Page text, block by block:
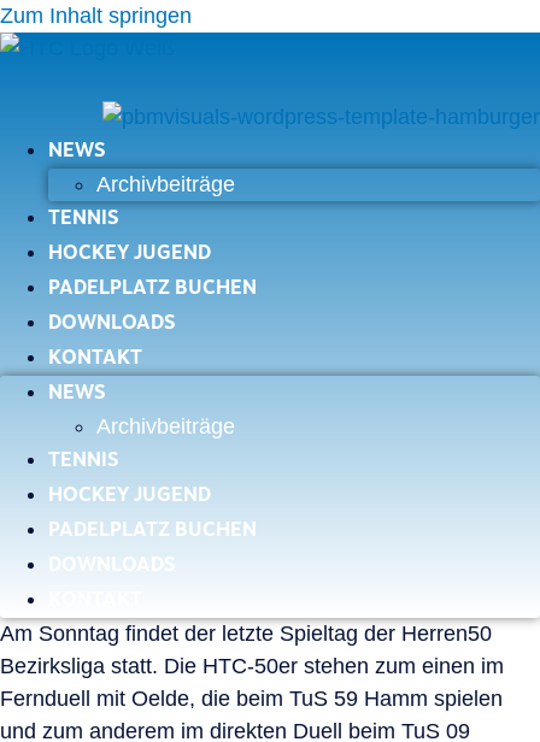
Zum Inhalt springen
NEWS
Archivbeiträge
TENNIS
HOCKEY JUGEND
PADELPLATZ BUCHEN
DOWNLOADS
KONTAKT
NEWS
Archivbeiträge
TENNIS
HOCKEY JUGEND
PADELPLATZ BUCHEN
DOWNLOADS
Am Sonntag findet der letzte Spieltag der Herren50
Bezirksliga statt. Die HTC-50er stehen zum einen im
Fernduell mit Oelde, die beim TuS 59 Hamm spielen
und zum anderem im direkten Duell beim TuS 09